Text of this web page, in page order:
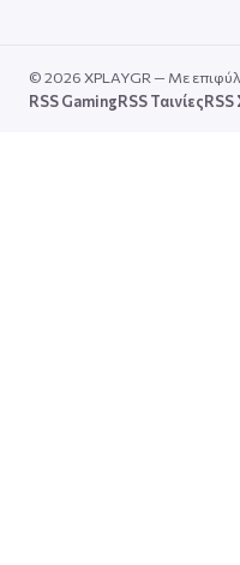
© 2026 XPLAYGR — Με
RSS GamingRSS ΤαινίεςRSS